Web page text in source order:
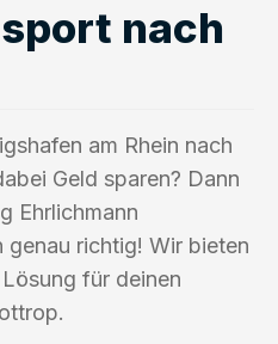
nach
am Rhein nach
Geld sparen? Dann
Ehrlichmann
genau richtig! Wir bieten
für deinen